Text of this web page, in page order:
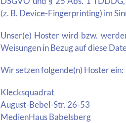
(z. B. Device-Fingerprinting) im
Unser(e) Hoster wird bzw.
Weisungen in Bezug auf diese
Wir setzen folgende(n) Hoster ein:
Klecksquadrat
August-Bebel-Str. 26-53
MedienHaus Babelsberg